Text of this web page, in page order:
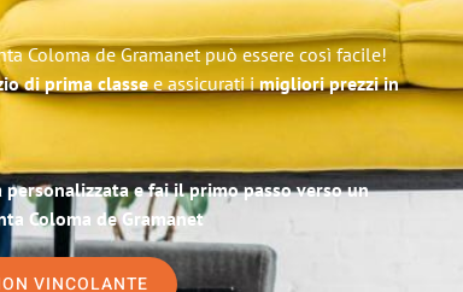
Coloma de Gramanet può essere così facile!
di prima classee assicurati imigliori prezzi in
e fai il primo passo verso un
Coloma de Gramanet
VINCOLANTE